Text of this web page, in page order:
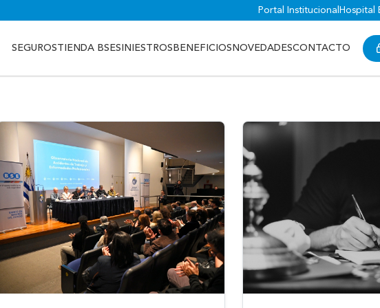
Portal Institucional Hospital
SEGUROSTIENDA BSESINIESTROS BENEFICIOS NOVEDADESCONTACTO